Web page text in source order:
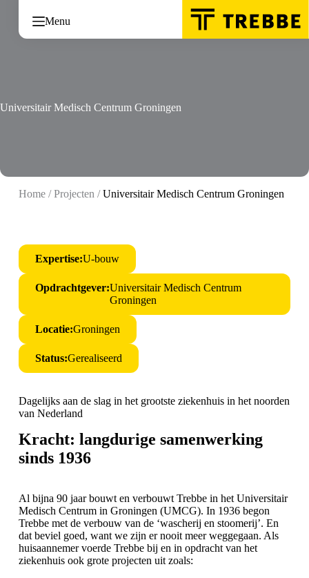
inhoud
Menu
Universitair Medisch Centrum Groningen
Home/Projecten /Universitair Medisch Centrum Groningen
Expertise:U-bouw
Opdrachtgever:Universitair Medisch Centrum
Groningen
Locatie:Groningen
Status:Gerealiseerd
Dagelijks aan de slag in het grootste ziekenhuis in het noorden
van Nederland
Kracht: langdurige samenwerking
sinds 1936
Al bijna 90 jaar bouwt en verbouwt Trebbe in het Universitair
Medisch Centrum in Groningen (UMCG). In 1936 begon
Trebbe met de verbouw van de ‘wascherij en stoomerij’. En
dat beviel goed, want we zijn er nooit meer weggegaan. Als
huisaannemer voerde Trebbe bij en in opdracht van het
ziekenhuis ook grote projecten uit zoals: